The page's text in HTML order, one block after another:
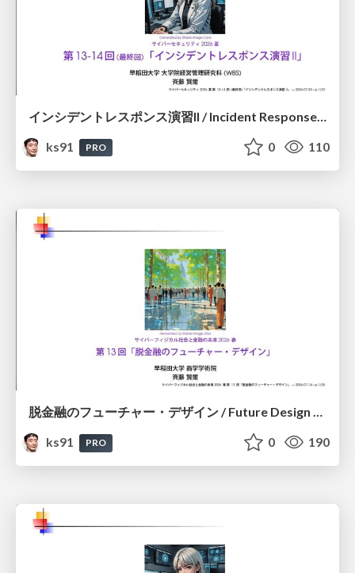
インシデントレスポンス演習II / Incident Response Exercise II
ks91
PRO 0 110
脱金融のフューチャー・デザイン / Future Design Beyond Finance
ks91
PRO 0 190